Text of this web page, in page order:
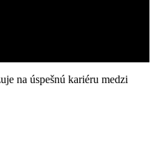
na úspešnú kariéru medzi